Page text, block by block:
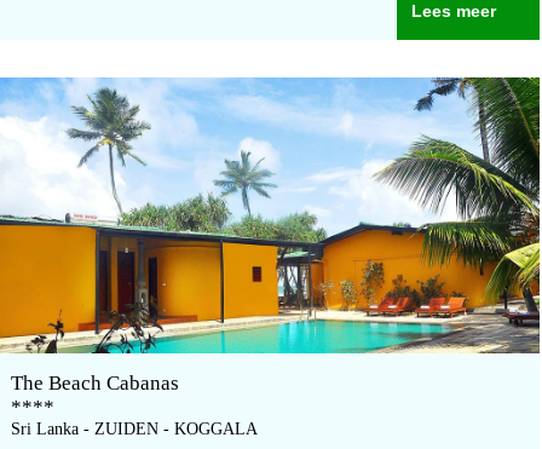
Lees meer
The Beach Cabanas
****
Sri Lanka - ZUIDEN - KOGGALA